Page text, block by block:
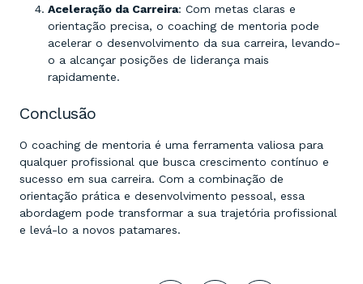
Aceleração da Carreira: Com metas claras e
orientação precisa, o coaching de mentoria pode
acelerar o desenvolvimento da sua carreira, levando-
o a alcançar posições de liderança mais
rapidamente.
Conclusão
O coaching de mentoria é uma ferramenta valiosa para
qualquer profissional que busca crescimento contínuo e
sucesso em sua carreira. Com a combinação de
orientação prática e desenvolvimento pessoal, essa
abordagem pode transformar a sua trajetória profissional
e levá-lo a novos patamares.